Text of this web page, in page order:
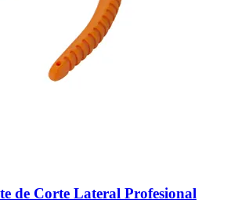
de Corte Lateral Profesional